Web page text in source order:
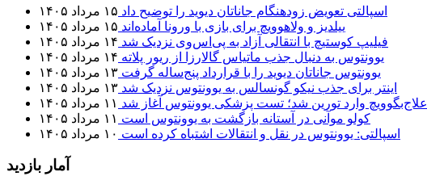
اسپالتی تعویض زودهنگام جاناتان دیوید را توضیح داد ۱۵ مرداد ۱۴۰۵
ییلدیز و ولاهوویچ برای بازی با ورونا آماده‌اند ۱۵ مرداد ۱۴۰۵
فیلیپ کوستیچ با انتقالی آزاد به پی‌اس‌وی نزدیک شد ۱۴ مرداد ۱۴۰۵
یوونتوس به دنبال جذب ماتیاس گالارزا از ریور پلاته ۱۴ مرداد ۱۴۰۵
یوونتوس جاناتان دیوید را با قرارداد پنج‌ساله گرفت ۱۳ مرداد ۱۴۰۵
اینتر برای جذب نیکو گونسالس به یوونتوس نزدیک شد ۱۳ مرداد ۱۴۰۵
علاج‌بگوویچ وارد تورین شد؛ تست پزشکی یوونتوس آغاز شد ۱۱ مرداد ۱۴۰۵
کولو موآنی در آستانه بازگشت به یوونتوس است ۱۱ مرداد ۱۴۰۵
اسپالتی: یوونتوس در نقل و انتقالات اشتباه کرده است ۱۰ مرداد ۱۴۰۵
آمار بازدید